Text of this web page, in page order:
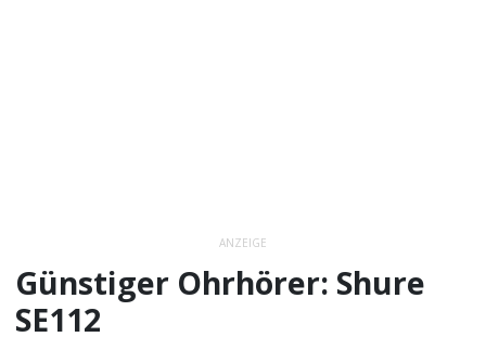
ANZEIGE
Günstiger Ohrhörer: Shure
SE112